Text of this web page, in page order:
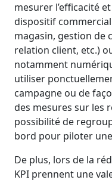
mesurer l’efficacité et
dispositif
magasin, gestion de
relation client, etc.)
notamment
utiliser
campagne ou de
des mesures sur les
possibilité de
bord pour piloter
De plus, lors de la
KPI prennent une